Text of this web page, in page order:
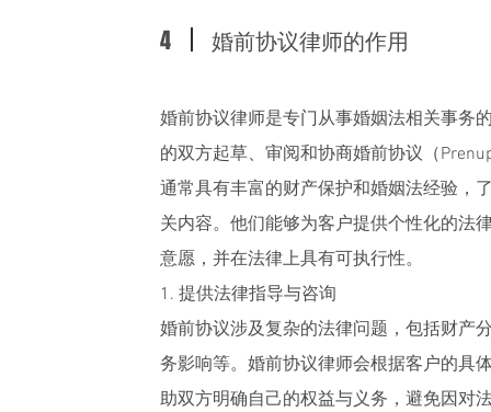
4 婚前协议律师的作用
婚前协议律师是专门从事婚姻法相关事务
的双方起草、审阅和协商婚前协议（
通常具有丰富的财产保护和婚姻法经验，
关内容。他们能够为客户提供个性化的法
意愿，并在法律上具有可执行性。
1. 提供法律指导与咨询
婚前协议涉及复杂的法律问题，包括财产
务影响等。婚前协议律师会根据客户的具
助双方明确自己的权益与义务，避免因对